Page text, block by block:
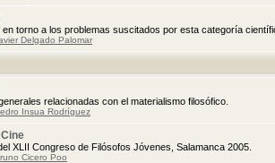
en torno a los problemas suscitados por esta categoría
Delgado Palomar
relacionadas con el materialismo filosófico.
Insua Rodríguez
XLII Congreso de Filósofos Jóvenes, Salamanca 2005.
Cicero Poo